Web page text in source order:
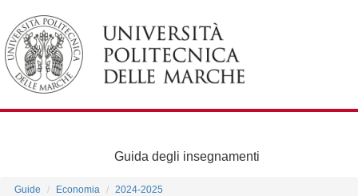
Guida degli insegnamenti
Guide Economia
2024-2025